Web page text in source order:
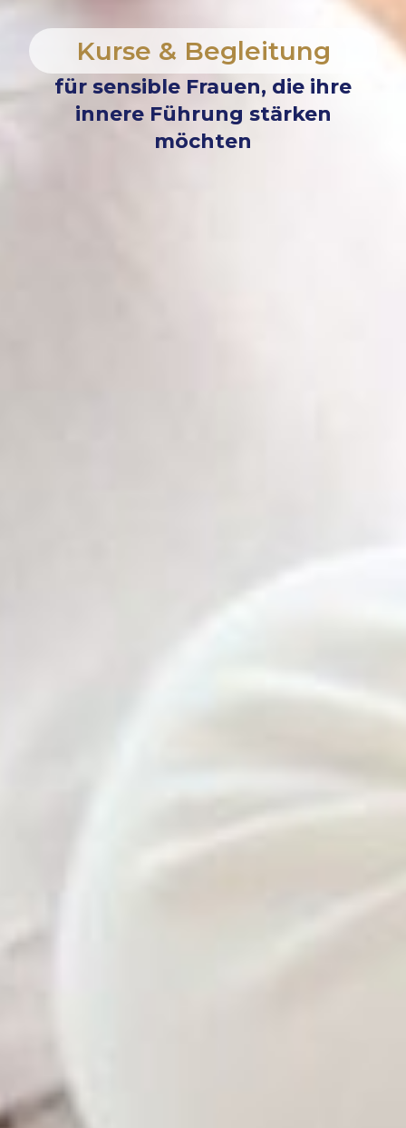
Kurse & Begleitung
für sensible Frauen, die ihre
innere Führung stärken
möchten